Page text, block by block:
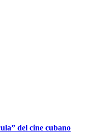
del cine cubano